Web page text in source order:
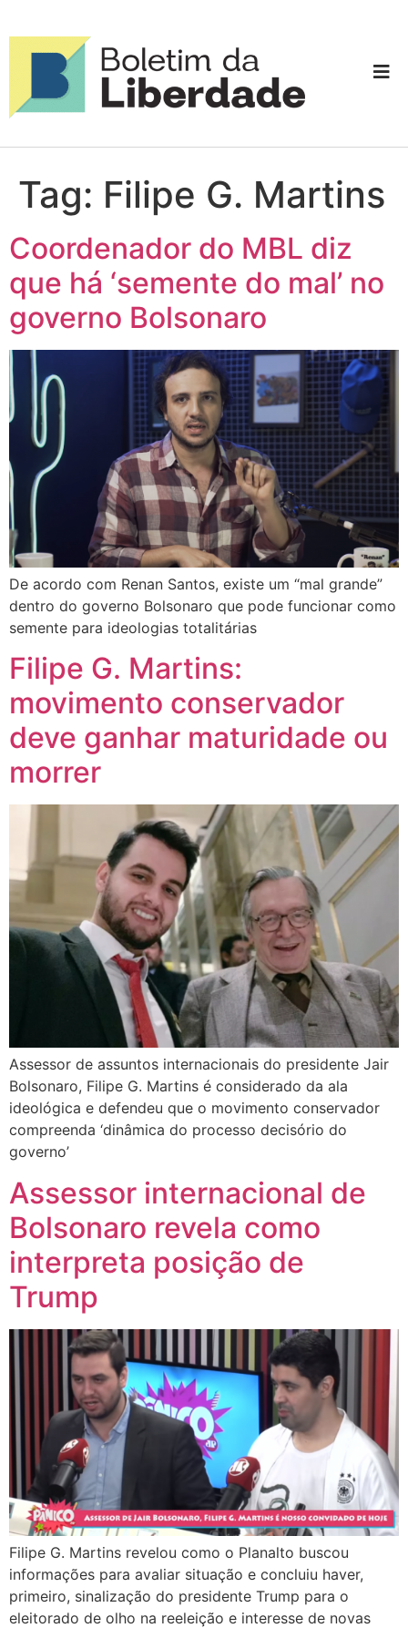
Tag: Filipe G. Martins
Coordenador do MBL diz
que há ‘semente do mal’ no
governo Bolsonaro
De acordo com Renan Santos, existe um “mal grande”
dentro do governo Bolsonaro que pode funcionar como
semente para ideologias totalitárias
Filipe G. Martins:
movimento conservador
deve ganhar maturidade ou
morrer
Assessor de assuntos internacionais do presidente Jair
Bolsonaro, Filipe G. Martins é considerado da ala
ideológica e defendeu que o movimento conservador
compreenda ‘dinâmica do processo decisório do
governo’
Assessor internacional de
Bolsonaro revela como
interpreta posição de
Trump
Filipe G. Martins revelou como o Planalto buscou
informações para avaliar situação e concluiu haver,
primeiro, sinalização do presidente Trump para o
eleitorado de olho na reeleição e interesse de novas